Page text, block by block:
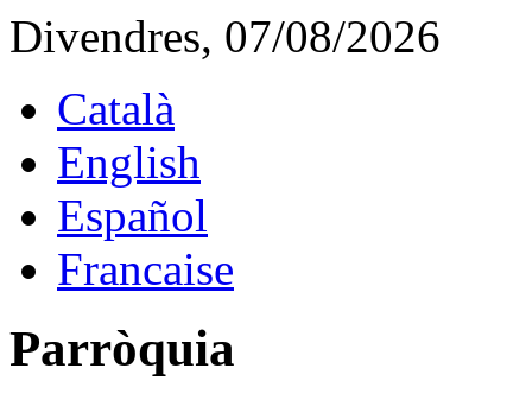
Divendres, 07/08/2026
Català
English
Español
Francaise
Parròquia